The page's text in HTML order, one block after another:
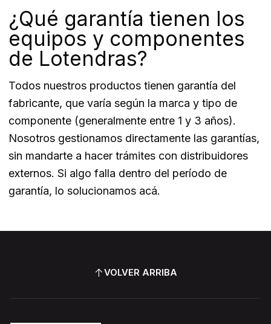
¿Qué garantía tienen los
equipos y componentes
de Lotendras?
Todos nuestros productos tienen garantía del
fabricante, que varía según la marca y tipo de
componente (generalmente entre 1 y 3 años).
Nosotros gestionamos directamente las garantías,
sin mandarte a hacer trámites con distribuidores
externos. Si algo falla dentro del período de
garantía, lo solucionamos acá.
VOLVER ARRIBA